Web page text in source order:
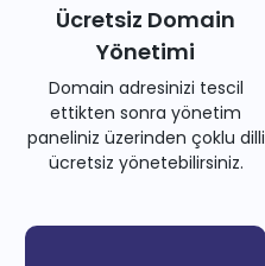
Ücretsiz Domain
Yönetimi
Domain adresinizi tescil
ettikten sonra yönetim
paneliniz üzerinden çoklu dilli
ücretsiz yönetebilirsiniz.